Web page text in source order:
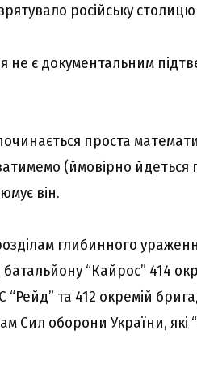
російську столицю
не є документальним
проста
(ймовірно йдеться
він.
глибинного
“Кайрос” 414
та 412 окремій
Сил оборони України, які